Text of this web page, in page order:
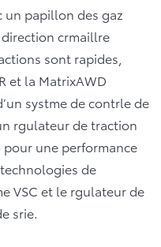
un papillon des gaz
crmaillre
sont rapides,
et la MatrixAWD
systme de contrle de
rgulateur de traction
une performance
de
VSC et le rgulateur de
srie.